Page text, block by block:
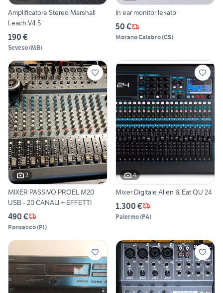
Amplificatore Stereo Marshall
Leach V4.5
190 €
Seveso(MB)
In ear monitor lekato
50 €
Morano Calabro(CS)
2
MIXER PASSIVO PROEL M20
USB - 20 CANALI + EFFETTI
490 €
Ponsacco(PI)
4
Mixer Digitale Allen & Eat QU 24
1.300 €
Palermo(PA)